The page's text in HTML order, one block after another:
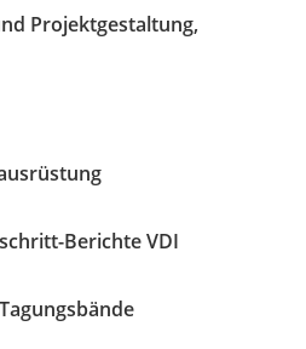
Projektgestaltung,
Berichte VDI